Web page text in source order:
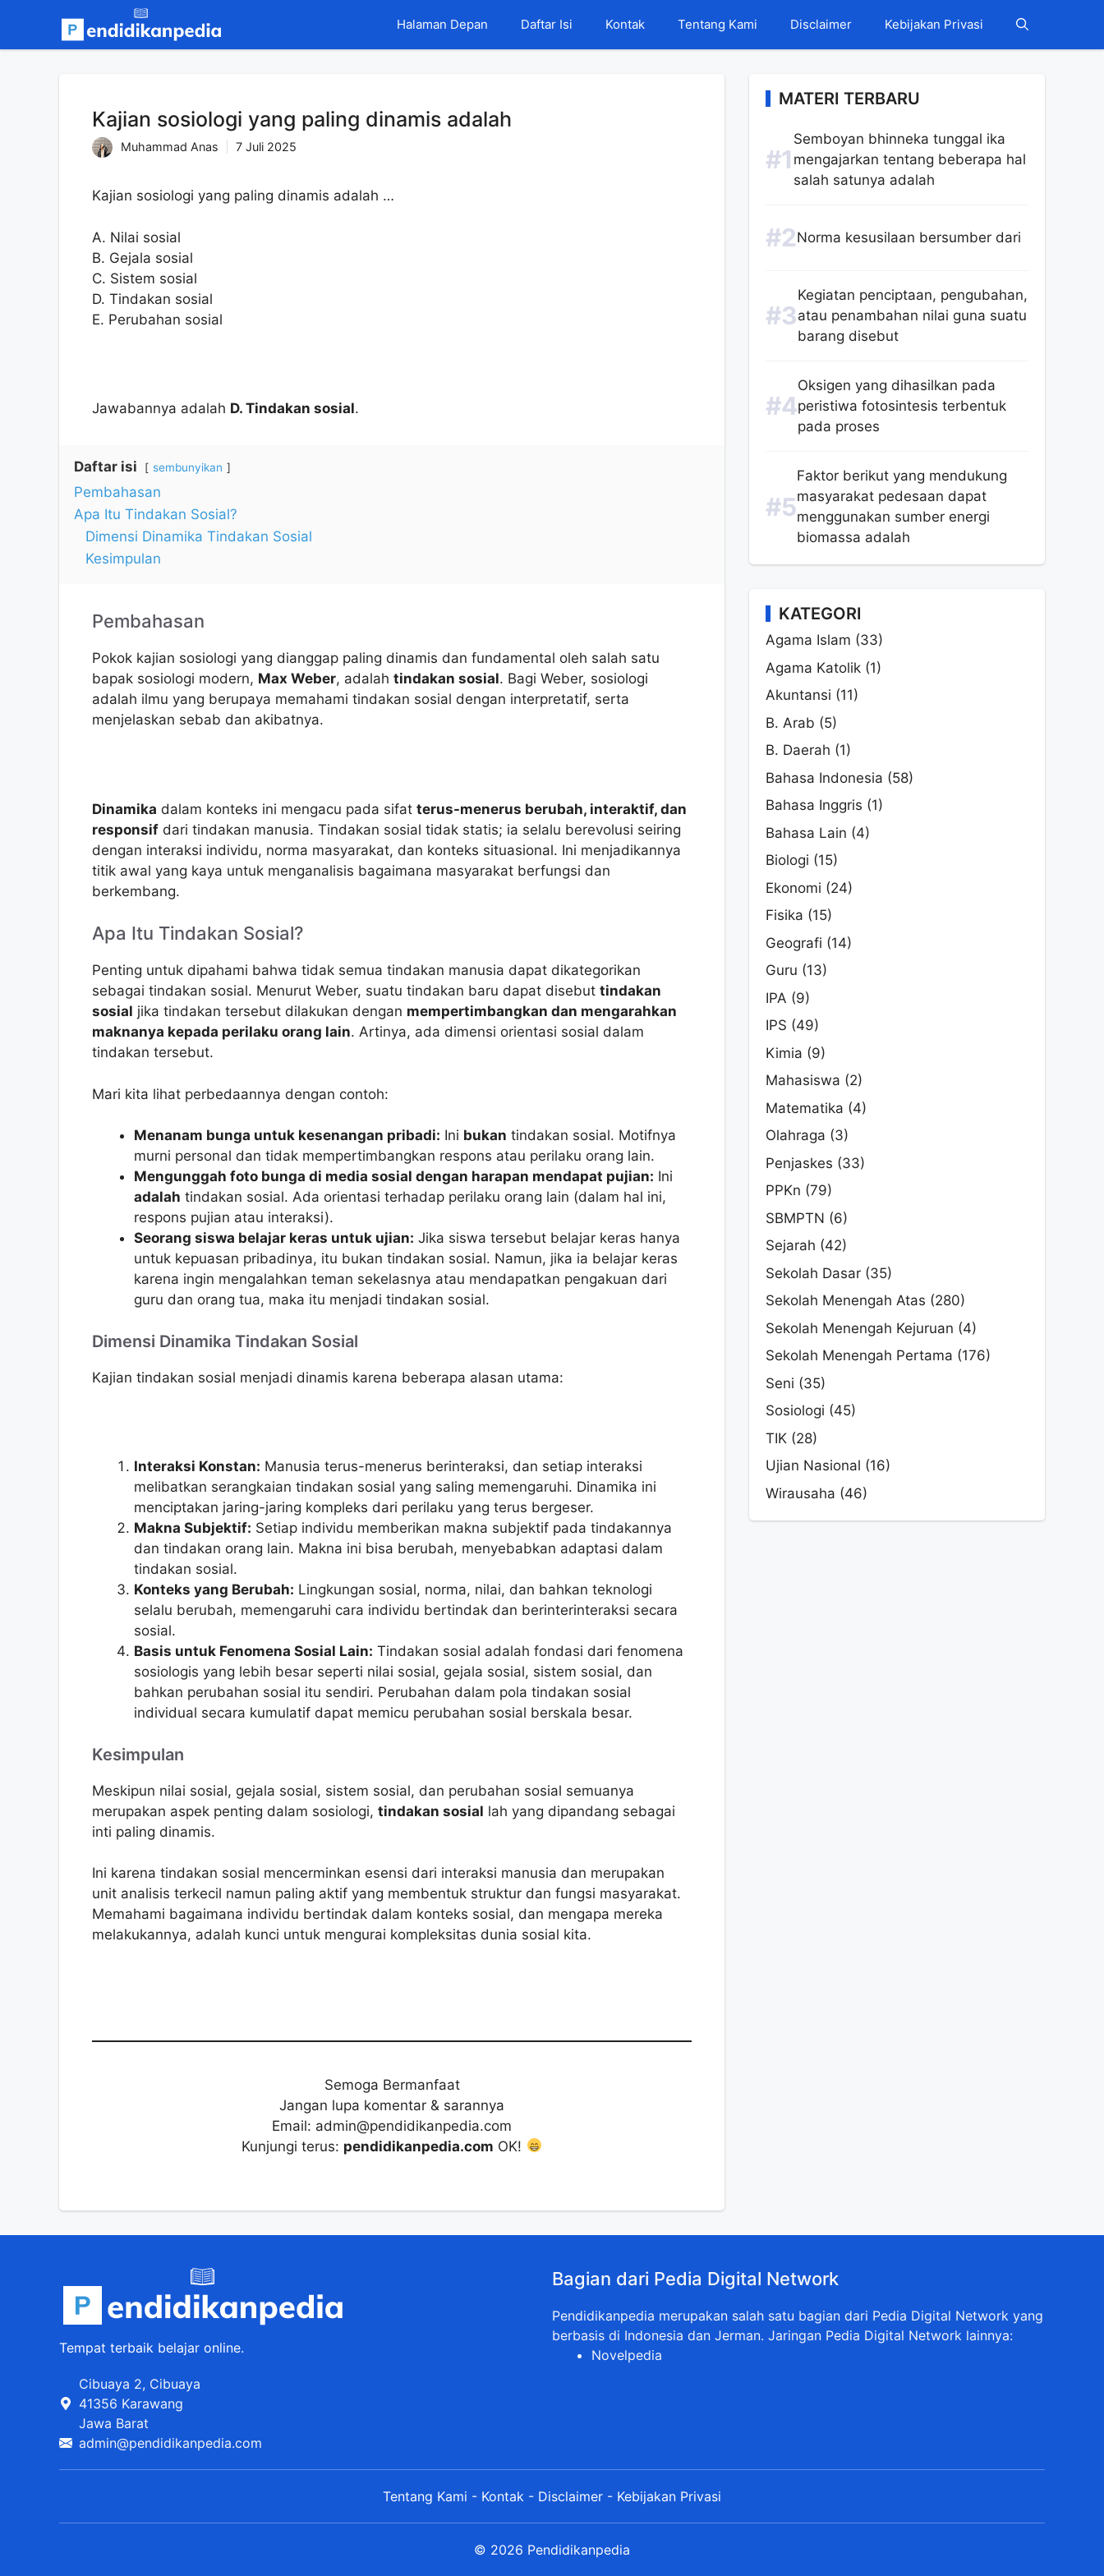
isi
Halaman Depan Daftar Isi Kontak Tentang Kami Disclaimer Kebijakan Privasi
Kajian sosiologi yang paling dinamis adalah
Muhammad Anas 7 Juli 2025
Kajian sosiologi yang paling dinamis adalah …
A. Nilai sosial
B. Gejala sosial
C. Sistem sosial
D. Tindakan sosial
E. Perubahan sosial
Jawabannya adalah D. Tindakan sosial.
Daftar isi sembunyikan
Pembahasan
Apa Itu Tindakan Sosial?
Dimensi Dinamika Tindakan Sosial
Kesimpulan
Pembahasan
Pokok kajian sosiologi yang dianggap paling dinamis dan fundamental oleh salah satu
bapak sosiologi modern, Max Weber, adalah tindakan sosial. Bagi Weber, sosiologi
adalah ilmu yang berupaya memahami tindakan sosial dengan interpretatif, serta
menjelaskan sebab dan akibatnya.
Dinamika dalam konteks ini mengacu pada sifat terus-menerus berubah, interaktif, dan
responsif dari tindakan manusia. Tindakan sosial tidak statis; ia selalu berevolusi seiring
dengan interaksi individu, norma masyarakat, dan konteks situasional. Ini menjadikannya
titik awal yang kaya untuk menganalisis bagaimana masyarakat berfungsi dan
berkembang.
Apa Itu Tindakan Sosial?
Penting untuk dipahami bahwa tidak semua tindakan manusia dapat dikategorikan
sebagai tindakan sosial. Menurut Weber, suatu tindakan baru dapat disebut tindakan
sosial jika tindakan tersebut dilakukan dengan mempertimbangkan dan mengarahkan
maknanya kepada perilaku orang lain. Artinya, ada dimensi orientasi sosial dalam
tindakan tersebut.
Mari kita lihat perbedaannya dengan contoh:
Menanam bunga untuk kesenangan pribadi: Ini bukan tindakan sosial. Motifnya
murni personal dan tidak mempertimbangkan respons atau perilaku orang lain.
Mengunggah foto bunga di media sosial dengan harapan mendapat pujian: Ini
adalah tindakan sosial. Ada orientasi terhadap perilaku orang lain (dalam hal ini,
respons pujian atau interaksi).
Seorang siswa belajar keras untuk ujian: Jika siswa tersebut belajar keras hanya
untuk kepuasan pribadinya, itu bukan tindakan sosial. Namun, jika ia belajar keras
karena ingin mengalahkan teman sekelasnya atau mendapatkan pengakuan dari
guru dan orang tua, maka itu menjadi tindakan sosial.
Dimensi Dinamika Tindakan Sosial
Kajian tindakan sosial menjadi dinamis karena beberapa alasan utama:
Interaksi Konstan: Manusia terus-menerus berinteraksi, dan setiap interaksi
melibatkan serangkaian tindakan sosial yang saling memengaruhi. Dinamika ini
menciptakan jaring-jaring kompleks dari perilaku yang terus bergeser.
Makna Subjektif: Setiap individu memberikan makna subjektif pada tindakannya
dan tindakan orang lain. Makna ini bisa berubah, menyebabkan adaptasi dalam
tindakan sosial.
Konteks yang Berubah: Lingkungan sosial, norma, nilai, dan bahkan teknologi
selalu berubah, memengaruhi cara individu bertindak dan berinterinteraksi secara
sosial.
Basis untuk Fenomena Sosial Lain: Tindakan sosial adalah fondasi dari fenomena
sosiologis yang lebih besar seperti nilai sosial, gejala sosial, sistem sosial, dan
bahkan perubahan sosial itu sendiri. Perubahan dalam pola tindakan sosial
individual secara kumulatif dapat memicu perubahan sosial berskala besar.
Kesimpulan
Meskipun nilai sosial, gejala sosial, sistem sosial, dan perubahan sosial semuanya
merupakan aspek penting dalam sosiologi, tindakan sosial lah yang dipandang sebagai
inti paling dinamis.
Ini karena tindakan sosial mencerminkan esensi dari interaksi manusia dan merupakan
unit analisis terkecil namun paling aktif yang membentuk struktur dan fungsi masyarakat.
Memahami bagaimana individu bertindak dalam konteks sosial, dan mengapa mereka
melakukannya, adalah kunci untuk mengurai kompleksitas dunia sosial kita.
Semoga Bermanfaat
Jangan lupa komentar & sarannya
Email: admin@pendidikanpedia.com
Kunjungi terus: pendidikanpedia.com OK!
MATERI TERBARU
Semboyan bhinneka tunggal ika
mengajarkan tentang beberapa hal
salah satunya adalah
Norma kesusilaan bersumber dari
Kegiatan penciptaan, pengubahan,
atau penambahan nilai guna suatu
barang disebut
Oksigen yang dihasilkan pada
peristiwa fotosintesis terbentuk
pada proses
Faktor berikut yang mendukung
masyarakat pedesaan dapat
menggunakan sumber energi
biomassa adalah
KATEGORI
Agama Islam (33)
Agama Katolik (1)
Akuntansi (11)
B. Arab (5)
B. Daerah (1)
Bahasa Indonesia (58)
Bahasa Inggris (1)
Bahasa Lain (4)
Biologi (15)
Ekonomi (24)
Fisika (15)
Geografi (14)
Guru (13)
IPA (9)
IPS (49)
Kimia (9)
Mahasiswa (2)
Matematika (4)
Olahraga (3)
Penjaskes (33)
PPKn (79)
SBMPTN (6)
Sejarah (42)
Sekolah Dasar (35)
Sekolah Menengah Atas (280)
Sekolah Menengah Kejuruan (4)
Sekolah Menengah Pertama (176)
Seni (35)
Sosiologi (45)
TIK (28)
Ujian Nasional (16)
Wirausaha (46)
Tempat terbaik belajar online.
Cibuaya 2, Cibuaya
41356 Karawang
Jawa Barat
admin@pendidikanpedia.com
Bagian dari Pedia Digital Network
Pendidikanpedia merupakan salah satu bagian dari Pedia Digital Network yang
berbasis di Indonesia dan Jerman. Jaringan Pedia Digital Network lainnya:
Novelpedia
Tentang Kami - Kontak - Disclaimer - Kebijakan Privasi
© 2026 Pendidikanpedia